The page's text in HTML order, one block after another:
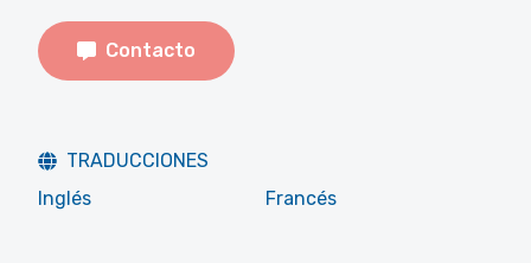
Contacto
TRADUCCIONES
Inglés
Francés